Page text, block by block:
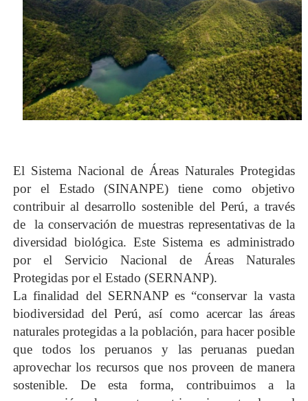
El Sistema Nacional de Áreas Naturales Protegidas
por el Estado (SINANPE) tiene como objetivo
contribuir al desarrollo sostenible del Perú, a través
de la conservación de muestras representativas de la
diversidad biológica. Este Sistema es administrado
por el Servicio Nacional de Áreas Naturales
Protegidas por el Estado (SERNANP).
La finalidad del SERNANP es “conservar la vasta
biodiversidad del Perú, así como acercar las áreas
naturales protegidas a la población, para hacer posible
que todos los peruanos y las peruanas puedan
aprovechar los recursos que nos proveen de manera
sostenible. De esta forma, contribuimos a la